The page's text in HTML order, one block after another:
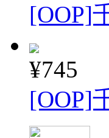
[OOP]
¥745
[OOP]